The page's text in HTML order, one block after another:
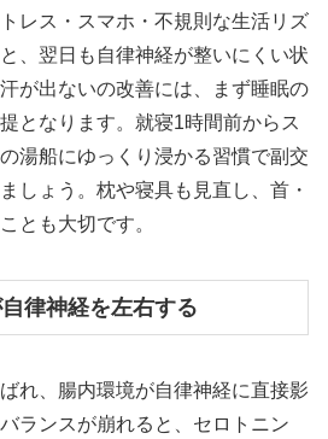
レス・スマホ・不規則な生活リズ
、翌日も自律神経が整いにくい状
が出ないの改善には、まず睡眠の
となります。就寝1時間前からス
湯船にゆっくり浸かる習慣で副交
しょう。枕や寝具も見直し、首・
とも大切です。
律神経を左右する
れ、腸内環境が自律神経に直接影
ランスが崩れると、セロトニン